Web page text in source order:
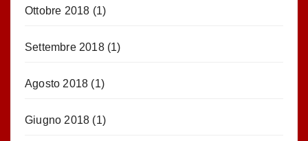
Ottobre 2018 (1)
Settembre 2018(1)
Agosto 2018 (1)
Giugno 2018 (1)